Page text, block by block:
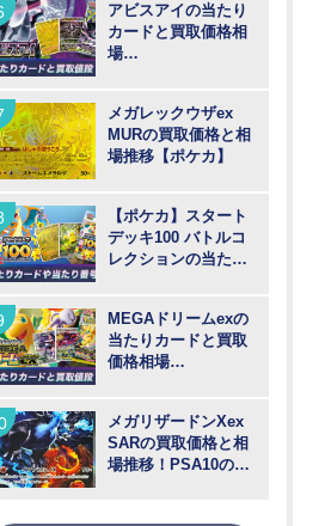
アビスアイの当たり
カードと買取価格相
場
メガレックウザex
MURの買取価格と相
場推移【ポケカ】
【ポケカ】スタート
デッキ100 バトルコ
レクションの当たり
MEGAドリームexの
当たりカードと買取
価格相場
メガリザードンXex
SARの買取価格と相
場推移！PSA10の値